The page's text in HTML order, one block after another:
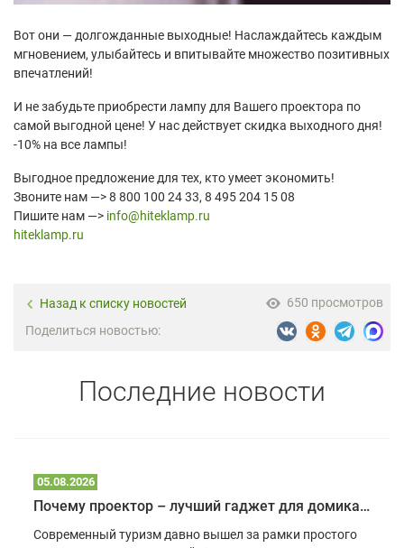
Вот они — долгожданные выходные! Наслаждайтесь каждым
мгновением, улыбайтесь и впитывайте множество позитивных
впечатлений!
И не забудьте приобрести лампу для Вашего проектора по
самой выгодной цене! У нас действует скидка выходного дня!
-10% на все лампы!
Выгодное предложение для тех, кто умеет экономить!
Звоните нам —> 8 800 100 24 33, 8 495 204 15 08
Пишите нам —> info@hiteklamp.ru
hiteklamp.ru
Назад к списку новостей
650 просмотров
Поделиться новостью:
Последние новости
05.08.2026
Почему проектор – лучший гаджет для домика в глэмпинге
Современный туризм давно вышел за рамки простого